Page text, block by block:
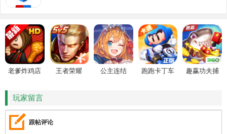
老爹炸鸡店
王者荣耀 公主连结 跑跑卡丁车
趣赢功夫捕
玩家留言
跟帖评论